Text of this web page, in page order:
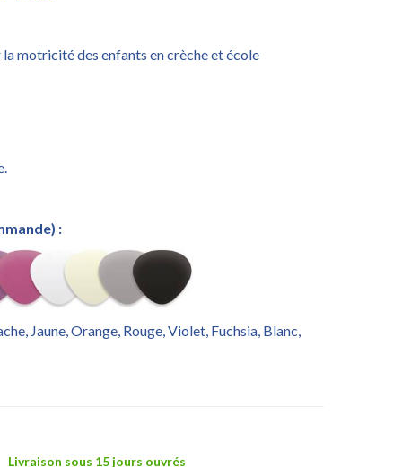
la motricité des enfants en crèche et école
:
Jaune, Orange, Rouge, Violet, Fuchsia, Blanc,
Livraison sous 15 jours ouvrés